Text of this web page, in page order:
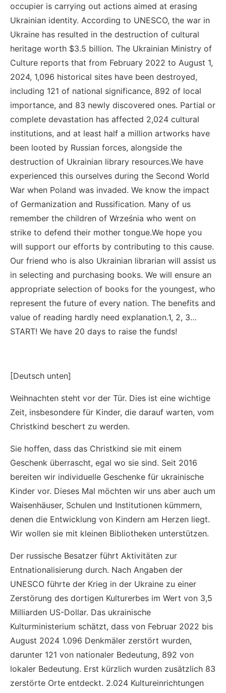
occupier is carrying out actions aimed at erasing
Ukrainian identity. According to UNESCO, the war in
Ukraine has resulted in the destruction of cultural
heritage worth $3.5 billion. The Ukrainian Ministry of
Culture reports that from February 2022 to August 1,
2024, 1,096 historical sites have been destroyed,
including 121 of national significance, 892 of local
importance, and 83 newly discovered ones. Partial or
complete devastation has affected 2,024 cultural
institutions, and at least half a million artworks have
been looted by Russian forces, alongside the
destruction of Ukrainian library resources.We have
experienced this ourselves during the Second World
War when Poland was invaded. We know the impact
of Germanization and Russification. Many of us
remember the children of Września who went on
strike to defend their mother tongue.We hope you
will support our efforts by contributing to this cause.
Our friend who is also Ukrainian librarian will assist us
in selecting and purchasing books. We will ensure an
appropriate selection of books for the youngest, who
represent the future of every nation. The benefits and
value of reading hardly need explanation.1, 2, 3…
START! We have 20 days to raise the funds!
[Deutsch unten]
Weihnachten steht vor der Tür. Dies ist eine wichtige
Zeit, insbesondere für Kinder, die darauf warten, vom
Christkind beschert zu werden.
Sie hoffen, dass das Christkind sie mit einem
Geschenk überrascht, egal wo sie sind. Seit 2016
bereiten wir individuelle Geschenke für ukrainische
Kinder vor. Dieses Mal möchten wir uns aber auch um
Waisenhäuser, Schulen und Institutionen kümmern,
denen die Entwicklung von Kindern am Herzen liegt.
Wir wollen sie mit kleinen Bibliotheken unterstützen.
Der russische Besatzer führt Aktivitäten zur
Entnationalisierung durch. Nach Angaben der
UNESCO führte der Krieg in der Ukraine zu einer
Zerstörung des dortigen Kulturerbes im Wert von 3,5
Milliarden US-Dollar. Das ukrainische
Kulturministerium schätzt, dass von Februar 2022 bis
August 2024 1.096 Denkmäler zerstört wurden,
darunter 121 von nationaler Bedeutung, 892 von
lokaler Bedeutung. Erst kürzlich wurden zusätzlich 83
zerstörte Orte entdeckt. 2.024 Kultureinrichtungen